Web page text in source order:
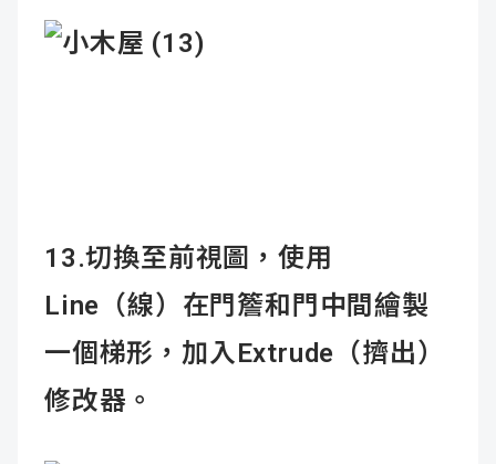
13.切換至前視圖，使用
Line（線）在門簷和門中間繪製
一個梯形，加入Extrude（擠出）
修改器。